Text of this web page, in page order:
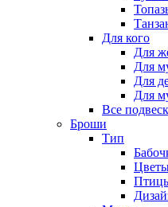
Для кого
Для
Для
Для
Для
Все
Броши
Тип